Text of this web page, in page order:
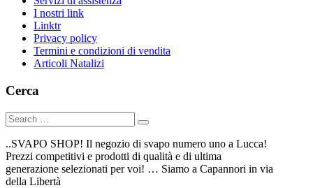
I nostri link
Linktr
Privacy policy
Termini e condizioni di vendita
Articoli Natalizi
Cerca
..SVAPO SHOP! Il negozio di svapo numero uno a Lucca!
Prezzi competitivi e prodotti di qualità e di ultima
generazione selezionati per voi! … Siamo a Capannori in via
della Libertà